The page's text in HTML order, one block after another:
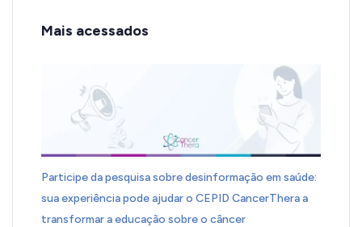
Mais acessados
Participe da pesquisa sobre desinformação em saúde:
sua experiência pode ajudar o CEPID CancerThera a
transformar a educação sobre o câncer